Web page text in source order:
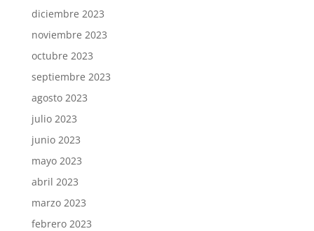
diciembre 2023
noviembre 2023
octubre 2023
septiembre 2023
agosto 2023
julio 2023
junio 2023
mayo 2023
abril 2023
marzo 2023
febrero 2023